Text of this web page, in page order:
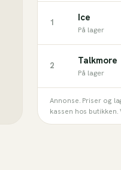
1 Ice
På lager
2 Talkmore
På lager
Annonse. Priser og
kassen hos